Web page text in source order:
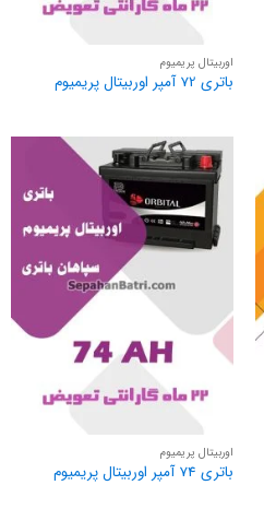
اوربیتال پریمیوم
باتری 72 آمپر اوربیتال پریمیوم
اوربیتال پریمیوم
باتری 74 آمپر اوربیتال پریمیوم